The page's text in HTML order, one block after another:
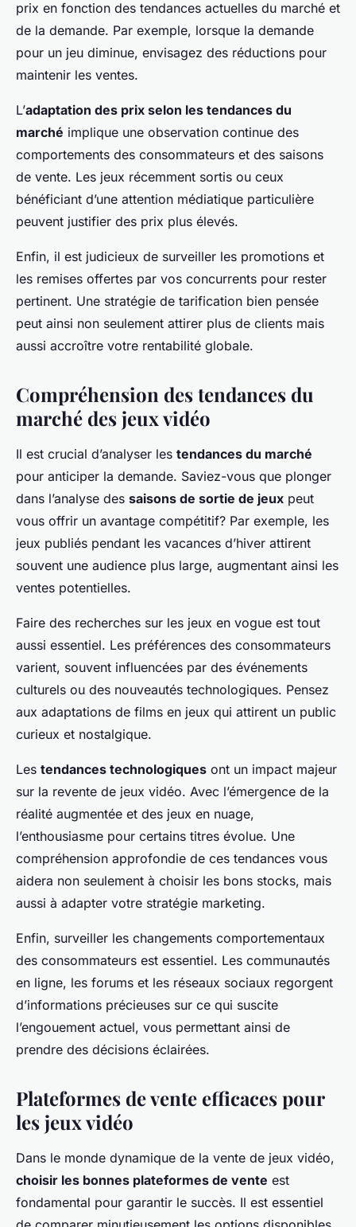
prix en fonction des tendances actuelles du marché et
de la demande. Par exemple, lorsque la demande
pour un jeu diminue, envisagez des réductions pour
maintenir les ventes.
L’adaptation des prix selon les tendances du
marché implique une observation continue des
comportements des consommateurs et des saisons
de vente. Les jeux récemment sortis ou ceux
bénéficiant d’une attention médiatique particulière
peuvent justifier des prix plus élevés.
Enfin, il est judicieux de surveiller les promotions et
les remises offertes par vos concurrents pour rester
pertinent. Une stratégie de tarification bien pensée
peut ainsi non seulement attirer plus de clients mais
aussi accroître votre rentabilité globale.
Compréhension des tendances du
marché des jeux vidéo
Il est crucial d’analyser les tendances du marché
pour anticiper la demande. Saviez-vous que plonger
dans l’analyse des saisons de sortie de jeux peut
vous offrir un avantage compétitif? Par exemple, les
jeux publiés pendant les vacances d’hiver attirent
souvent une audience plus large, augmentant ainsi les
ventes potentielles.
Faire des recherches sur les jeux en vogue est tout
aussi essentiel. Les préférences des consommateurs
varient, souvent influencées par des événements
culturels ou des nouveautés technologiques. Pensez
aux adaptations de films en jeux qui attirent un public
curieux et nostalgique.
Les tendances technologiques ont un impact majeur
sur la revente de jeux vidéo. Avec l’émergence de la
réalité augmentée et des jeux en nuage,
l’enthousiasme pour certains titres évolue. Une
compréhension approfondie de ces tendances vous
aidera non seulement à choisir les bons stocks, mais
aussi à adapter votre stratégie marketing.
Enfin, surveiller les changements comportementaux
des consommateurs est essentiel. Les communautés
en ligne, les forums et les réseaux sociaux regorgent
d’informations précieuses sur ce qui suscite
l’engouement actuel, vous permettant ainsi de
prendre des décisions éclairées.
Plateformes de vente efficaces pour
les jeux vidéo
Dans le monde dynamique de la vente de jeux vidéo,
choisir les bonnes plateformes de vente est
fondamental pour garantir le succès. Il est essentiel